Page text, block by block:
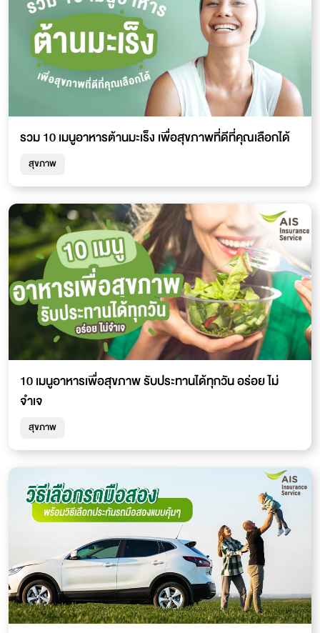
รวม 10 เมนูอาหารต้านมะเร็ง เพื่อสุขภาพที่ดีที่คุณเลือกได้
สุขภาพ
10 เมนูอาหารเพื่อสุขภาพ รับประทานได้ทุกวัน อร่อย ไม่
จำเจ
สุขภาพ